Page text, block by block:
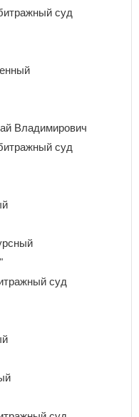
суд
Владимирович
суд
суд